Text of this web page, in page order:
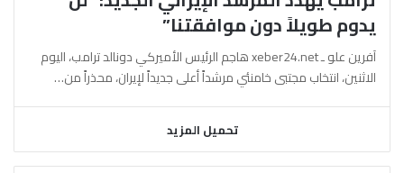
يدوم طويلاً دون موافقتنا”
آفرين علو ـ xeber24.net هاجم الرئيس الأميركي دونالد ترامب، اليوم
الاثنين، انتخاب مجتبى خامنئي مرشداً أعلى جديداً لإيران، محذراً من…
تحميل المزيد